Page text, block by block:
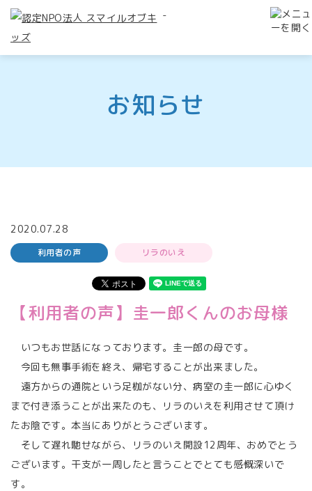
-
お知らせ
2020.07.28
利用者の声 リラのいえ
【利用者の声】圭一郎くんのお母様
いつもお世話になっております。圭一郎の母です。
今回も無事手術を終え、帰宅することが出来ました。
遠方からの通院という足枷がない分、病室の圭一郎に心ゆく
まで付き添うことが出来たのも、リラのいえを利用させて頂け
たお陰です。本当にありがとうございます。
そして遅れ馳せながら、リラのいえ開設12周年、おめでとう
ございます。干支が一周したと言うことでとても感慨深いで
す。